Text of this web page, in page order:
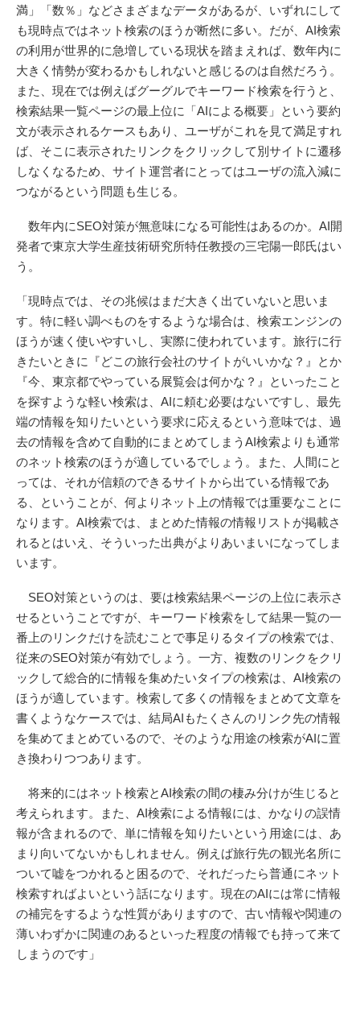
満」「数％」などさまざまなデータがあるが、いずれにして
も現時点ではネット検索のほうが断然に多い。だが、AI検索
の利用が世界的に急増している現状を踏まえれば、数年内に
大きく情勢が変わるかもしれないと感じるのは自然だろう。
また、現在では例えばグーグルでキーワード検索を行うと、
検索結果一覧ページの最上位に「AIによる概要」という要約
文が表示されるケースもあり、ユーザがこれを見て満足すれ
ば、そこに表示されたリンクをクリックして別サイトに遷移
しなくなるため、サイト運営者にとってはユーザの流入減に
つながるという問題も生じる。
数年内にSEO対策が無意味になる可能性はあるのか。AI開
発者で東京大学生産技術研究所特任教授の三宅陽一郎氏はい
う。
「現時点では、その兆候はまだ大きく出ていないと思いま
す。特に軽い調べものをするような場合は、検索エンジンの
ほうが速く使いやすいし、実際に使われています。旅行に行
きたいときに『どこの旅行会社のサイトがいいかな？』とか
『今、東京都でやっている展覧会は何かな？』といったこと
を探すような軽い検索は、AIに頼む必要はないですし、最先
端の情報を知りたいという要求に応えるという意味では、過
去の情報を含めて自動的にまとめてしまうAI検索よりも通常
のネット検索のほうが適しているでしょう。また、人間にと
っては、それが信頼のできるサイトから出ている情報であ
る、ということが、何よりネット上の情報では重要なことに
なります。AI検索では、まとめた情報の情報リストが掲載さ
れるとはいえ、そういった出典がよりあいまいになってしま
います。
SEO対策というのは、要は検索結果ページの上位に表示さ
せるということですが、キーワード検索をして結果一覧の一
番上のリンクだけを読むことで事足りるタイプの検索では、
従来のSEO対策が有効でしょう。一方、複数のリンクをクリ
ックして総合的に情報を集めたいタイプの検索は、AI検索の
ほうが適しています。検索して多くの情報をまとめて文章を
書くようなケースでは、結局AIもたくさんのリンク先の情報
を集めてまとめているので、そのような用途の検索がAIに置
き換わりつつあります。
将来的にはネット検索とAI検索の間の棲み分けが生じると
考えられます。また、AI検索による情報には、かなりの誤情
報が含まれるので、単に情報を知りたいという用途には、あ
まり向いてないかもしれません。例えば旅行先の観光名所に
ついて嘘をつかれると困るので、それだったら普通にネット
検索すればよいという話になります。現在のAIには常に情報
の補完をするような性質がありますので、古い情報や関連の
薄いわずかに関連のあるといった程度の情報でも持って来て
しまうのです」